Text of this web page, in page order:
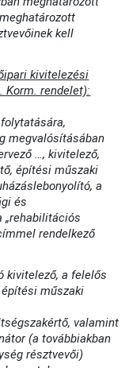
kell
kivitelezési
Korm. rendelet):
megvalósításában
…, kivitelező,
építési műszaki
a
és
„rehabilitációs
rendelkező
kivitelező, a felelős
építési műszaki
valamint
(a továbbiakban
résztvevői)